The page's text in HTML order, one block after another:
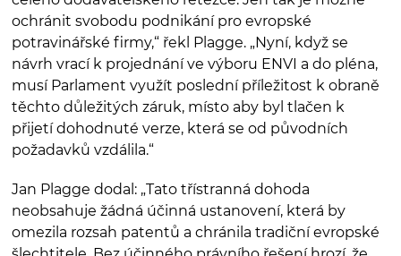
ochránit svobodu podnikání pro evropské
potravinářské firmy,“ řekl Plagge. „Nyní, když se
návrh vrací k projednání ve výboru ENVI a do pléna,
musí Parlament využít poslední příležitost k obraně
těchto důležitých záruk, místo aby byl tlačen k
přijetí dohodnuté verze, která se od původních
požadavků vzdálila.“
Jan Plagge dodal: „Tato třístranná dohoda
neobsahuje žádná účinná ustanovení, která by
omezila rozsah patentů a chránila tradiční evropské